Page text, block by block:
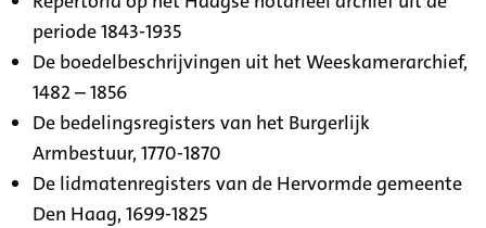
periode 1843-1935
De boedelbeschrijvingen uit het Weeskamerarchief,
1482 – 1856
De bedelingsregisters van het Burgerlijk
Armbestuur, 1770-1870
De lidmatenregisters van de Hervormde gemeente
Den Haag, 1699-1825